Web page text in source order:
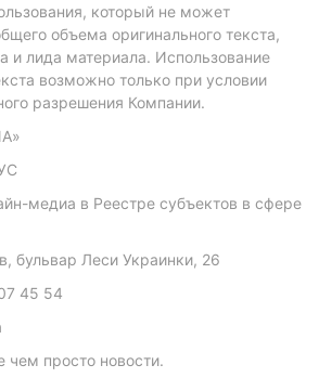
который не может
объема оригинального текста,
и лида материала. Использование
возможно только при условии
разрешения Компании.
медиа в Реестре субъектов в сфере
бульвар Леси Украинки, 26
45 54
чем просто новости.